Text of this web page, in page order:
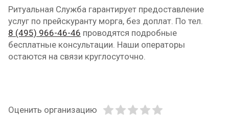
Ритуальная Служба гарантирует предоставление
услуг по прейскуранту морга, без доплат. По тел.
8 (495) 966-46-46 проводятся подробные
бесплатные консультации. Наши операторы
остаются на связи круглосуточно.
Оценить организацию